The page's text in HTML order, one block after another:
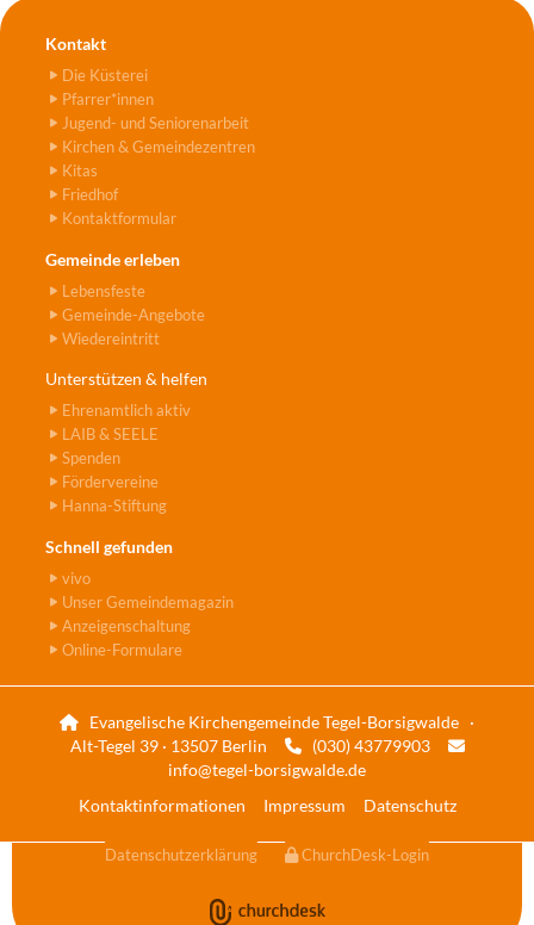
Kontakt
Die Küsterei
Pfarrer*innen
Jugend- und Seniorenarbeit
Kirchen & Gemeindezentren
Kitas
Friedhof
Kontaktformular
Gemeinde erleben
Lebensfeste
Gemeinde-Angebote
Wiedereintritt
Unterstützen & helfen
Ehrenamtlich aktiv
LAIB & SEELE
Spenden
Fördervereine
Hanna-Stiftung
Schnell gefunden
vivo
Unser Gemeindemagazin
Anzeigenschaltung
Online-Formulare

Evangelische Kirchengemeinde Tegel-Borsigwalde ·
Alt-Tegel 39 · 13507 Berlin
(030) 43779903 
info@tegel-borsigwalde.de
Kontaktinformationen
Impressum Datenschutz
Datenschutzerklärung ChurchDesk-Login